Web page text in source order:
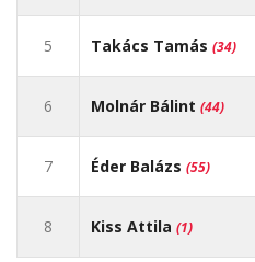
5 Takács Tamás (34)
6 Molnár Bálint (44)
7 Éder Balázs (55)
8 Kiss Attila (1)